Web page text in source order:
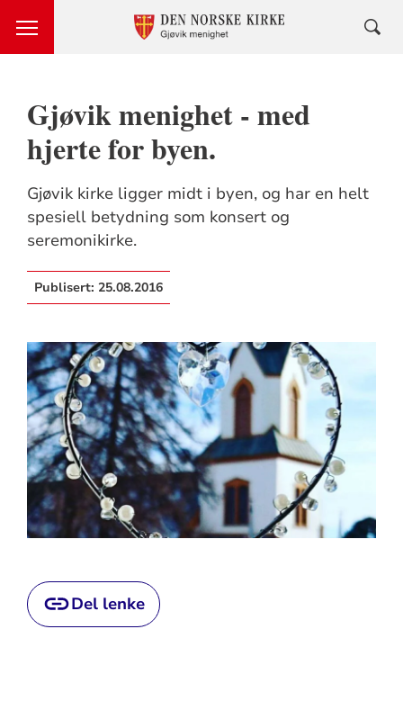
Gjøvik menighet - med
hjerte for byen.
Gjøvik kirke ligger midt i byen, og har en helt
spesiell betydning som konsert og
seremonikirke.
Publisert: 25.08.2016
Del lenke